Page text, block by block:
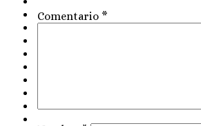
Comentario *